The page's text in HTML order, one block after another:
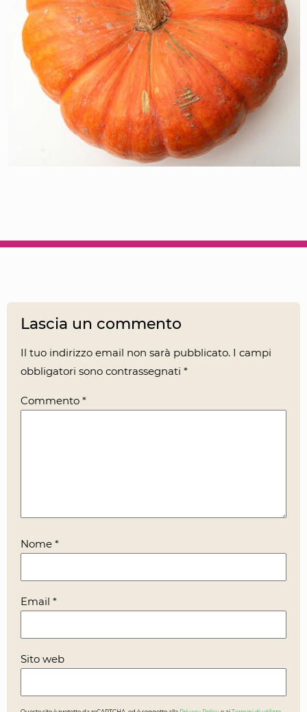
Lascia un commento
Il tuo indirizzo email non sarà pubblicato. I campi
obbligatori sono contrassegnati *
Commento *
Nome *
Email *
Sito web